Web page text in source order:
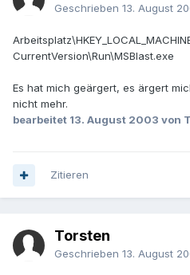
Geschrieben 13. August
CurrentVersion\Run\MSBlast.exe
Es hat mich geärgert, es ärgert
nicht mehr.
bearbeitet 13. August 2003 von
Zitieren
Torsten
Geschrieben 13. August